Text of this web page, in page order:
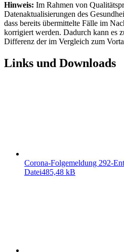
Hinweis: Im Rahmen von
Datenaktualisierungen des
dass bereits übermittelte Fälle im
korrigiert werden. Dadurch kann es
Differenz der im Vergleich zum
Links und Downloads
Corona-Folgemeldung 292-
Datei485,48 kB